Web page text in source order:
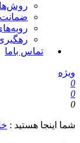
ضمانت
تماس باما
اینجا هستید :